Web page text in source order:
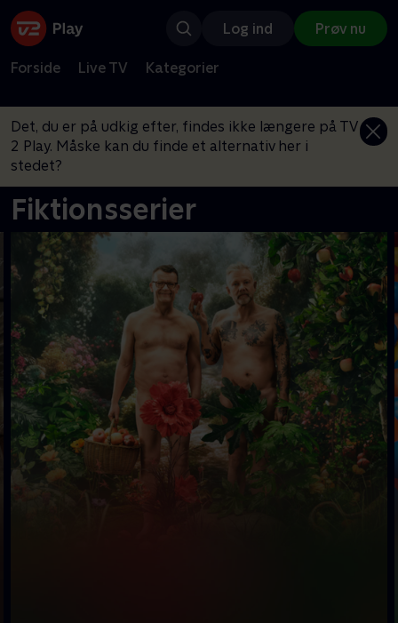
Log ind Prøv nu
Forside Live TV Kategorier
Det, du er på udkig efter, findes ikke længere på TV
2 Play. Måske kan du finde et alternativ her i
stedet?
Fiktionsserier